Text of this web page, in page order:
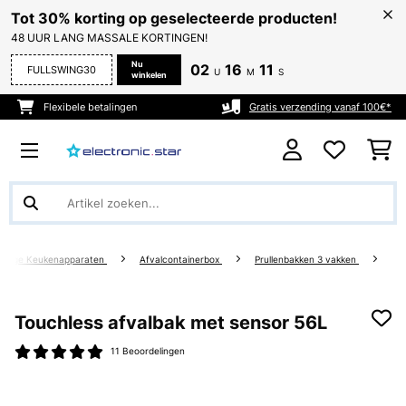
Tot 30% korting op geselecteerde producten!
48 UUR LANG MASSALE KORTINGEN!
FULLSWING30
Nu
winkelen
02 U 16 M 11 S
Flexibele betalingen Gratis verzending vanaf 100€*
Keukenapparaten Afvalcontainerbox Prullenbakken 3 vakken
Touchless afvalbak met sensor 56L
11 Beoordelingen